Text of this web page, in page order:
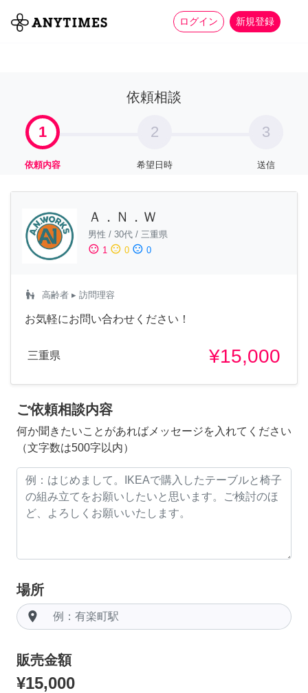
ログイン 新規登録
全て 家事 more_horiz
依頼相談
1
依頼内容
2
希望日時
3
送信
Ａ．Ｎ．Ｗ
男性 / 30代 / 三重県
sentiment_satisfied 1 sentiment_neutral 0 sentiment_dissatisfied 0
escalator_warning 高齢者 ▸ 訪問理容
お気軽にお問い合わせください！
三重県 ¥15,000
ご依頼相談内容
何か聞きたいことがあればメッセージを入れてください
（文字数は500字以内）
場所
room
販売金額
¥15,000